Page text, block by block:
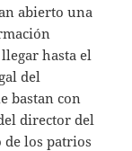
abierto una
hasta el
del
bastan con
director del
los patrios